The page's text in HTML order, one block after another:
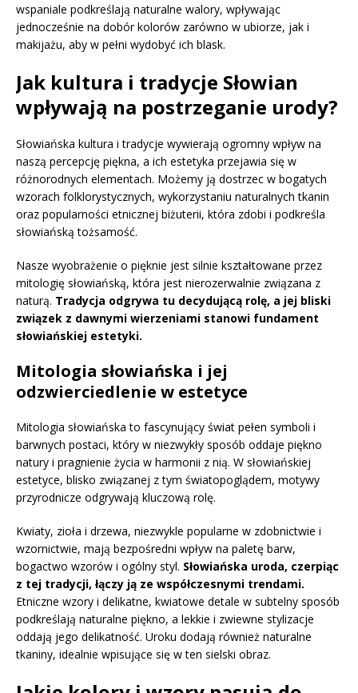
wspaniale podkreślają naturalne walory, wpływając
jednocześnie na dobór kolorów zarówno w ubiorze, jak i
makijażu, aby w pełni wydobyć ich blask.
Jak kultura i tradycje Słowian
wpływają na postrzeganie urody?
Słowiańska kultura i tradycje wywierają ogromny wpływ na
naszą percepcję piękna, a ich estetyka przejawia się w
różnorodnych elementach. Możemy ją dostrzec w bogatych
wzorach folklorystycznych, wykorzystaniu naturalnych tkanin
oraz popularności etnicznej biżuterii, która zdobi i podkreśla
słowiańską tożsamość.
Nasze wyobrażenie o pięknie jest silnie kształtowane przez
mitologię słowiańską, która jest nierozerwalnie związana z
naturą. Tradycja odgrywa tu decydującą rolę, a jej bliski
związek z dawnymi wierzeniami stanowi fundament
słowiańskiej estetyki.
Mitologia słowiańska i jej
odzwierciedlenie w estetyce
Mitologia słowiańska to fascynujący świat pełen symboli i
barwnych postaci, który w niezwykły sposób oddaje piękno
natury i pragnienie życia w harmonii z nią. W słowiańskiej
estetyce, blisko związanej z tym światopoglądem, motywy
przyrodnicze odgrywają kluczową rolę.
Kwiaty, zioła i drzewa, niezwykle popularne w zdobnictwie i
wzornictwie, mają bezpośredni wpływ na paletę barw,
bogactwo wzorów i ogólny styl. Słowiańska uroda, czerpiąc
z tej tradycji, łączy ją ze współczesnymi trendami.
Etniczne wzory i delikatne, kwiatowe detale w subtelny sposób
podkreślają naturalne piękno, a lekkie i zwiewne stylizacje
oddają jego delikatność. Uroku dodają również naturalne
tkaniny, idealnie wpisujące się w ten sielski obraz.